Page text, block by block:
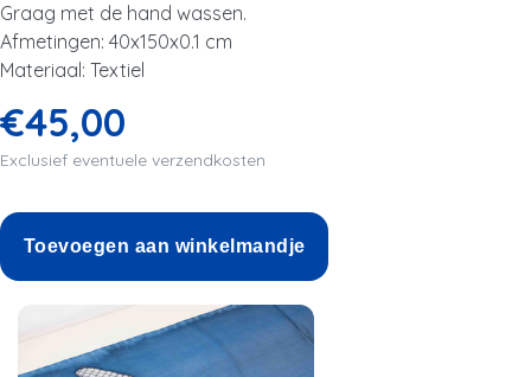
Graag met de hand wassen.
Afmetingen: 40x150x0.1 cm
Materiaal: Textiel
€45,00
Exclusief eventuele verzendkosten
Toevoegen aan winkelmandje